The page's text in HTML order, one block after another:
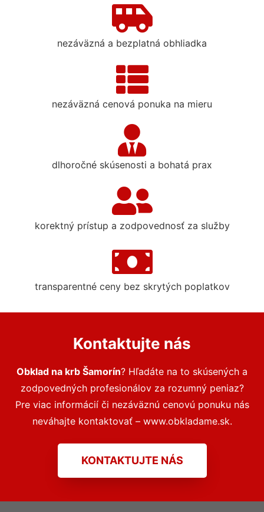
nezáväzná a bezplatná obhliadka
nezáväzná cenová ponuka na mieru
dlhoročné skúsenosti a bohatá prax
korektný prístup a zodpovednosť za služby
transparentné ceny bez skrytých poplatkov
Kontaktujte nás
Obklad na krb Šamorín? Hľadáte na to skúsených a
zodpovedných profesionálov za rozumný peniaz?
Pre viac informácií či nezáväznú cenovú ponuku nás
neváhajte kontaktovať – www.obkladame.sk.
KONTAKTUJTE NÁS